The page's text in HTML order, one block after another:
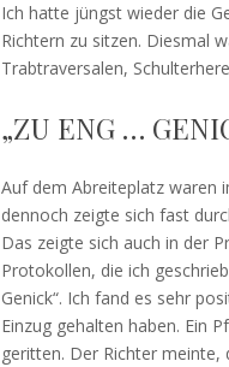
Ich hatte jüngst wieder die
Richtern zu sitzen. Diesmal
Trabtraversalen,
„ZU ENG …
Auf dem Abreiteplatz waren
dennoch zeigte sich fast
Das zeigte sich auch in der
Protokollen, die ich
Genick“. Ich fand es sehr
Einzug gehalten haben. Ein
geritten. Der Richter